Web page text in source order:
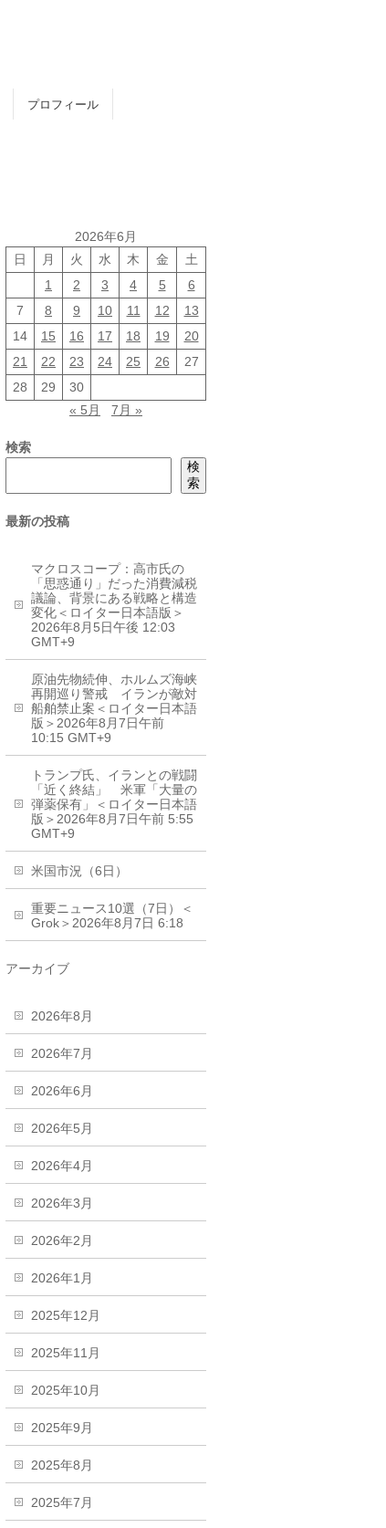
プロフィール
2026年6月
日
月 火 水 木 金
土
1
2 3 4 5
6
7
8 9 10 11 12
13
14
15 16 17 18 19
20
21
22 23 24 25 26
27
28
29
30
« 5月
7月 »
検索
検
索
最新の投稿
マクロスコープ：高市氏の
「思惑通り」だった消費減税
議論、背景にある戦略と構造
変化＜ロイター日本語版＞
2026年8月5日午後 12:03
GMT+9
原油先物続伸、ホルムズ海峡
再開巡り警戒 イランが敵対
船舶禁止案＜ロイター日本語
版＞2026年8月7日午前
10:15 GMT+9
トランプ氏、イランとの戦闘
「近く終結」 米軍「大量の
弾薬保有」＜ロイター日本語
版＞2026年8月7日午前 5:55
GMT+9
米国市況（6日）
重要ニュース10選（7日）＜
Grok＞2026年8月7日 6:18
アーカイブ
2026年8月
2026年7月
2026年6月
2026年5月
2026年4月
2026年3月
2026年2月
2026年1月
2025年12月
2025年11月
2025年10月
2025年9月
2025年8月
2025年7月